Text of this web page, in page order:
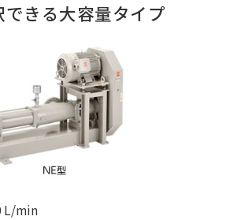
きる大容量タイプ
L/min